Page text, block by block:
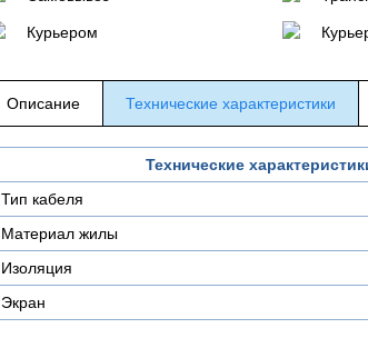
Курьером
Описание Технические характеристики
Технические
Тип кабеля
Материал жилы
Изоляция
Экран